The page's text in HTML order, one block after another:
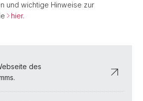
und wichtige Hinweise zur
hier.
des